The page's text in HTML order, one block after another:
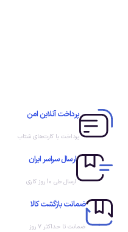
پرداخت آنلاین امن
پرداخت با کارت‌های شتاب
ارسال سراسر ایران
ارسال طی 10 روز کاری
ضمانت بازگشت کالا
ضمانت تا حداکثر ۷ روز